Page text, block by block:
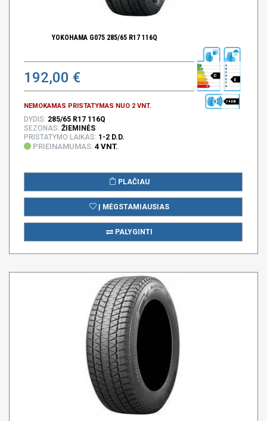
YOKOHAMA G075 285/65 R17 116Q
192,00 €
NEMOKAMAS PRISTATYMAS NUO 2 VNT.
D
E
74 DB
DYDIS: 285/65 R17 116Q
SEZONAS: ŽIEMINĖS
PRISTATYMO LAIKAS: 1-2 D.D.
PRIEINAMUMAS: 4 VNT.
PLAČIAU
Į MĖGSTAMIAUSIAS
PALYGINTI